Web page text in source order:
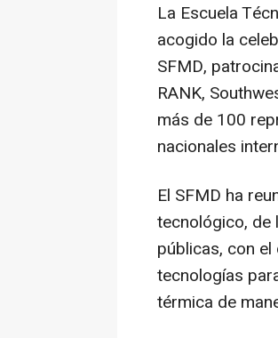
La Escuela
acogido la
SFMD,
RANK,
más de 100
nacionales
El SFMD ha
tecnológico, de
públicas, con
tecnologías
térmica de